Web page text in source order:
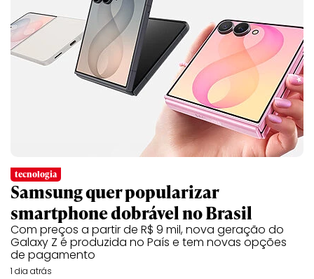
tecnologia
Samsung quer popularizar
smartphone dobrável no Brasil
Com preços a partir de R$ 9 mil, nova geração do
Galaxy Z é produzida no País e tem novas opções
de pagamento
1 dia atrás